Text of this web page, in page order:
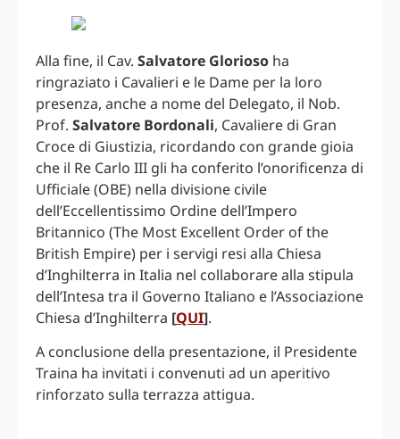
Alla fine, il Cav. Salvatore Glorioso ha
ringraziato i Cavalieri e le Dame per la loro
presenza, anche a nome del Delegato, il Nob.
Prof. Salvatore Bordonali, Cavaliere di Gran
Croce di Giustizia, ricordando con grande gioia
che il Re Carlo III gli ha conferito l’onorificenza di
Ufficiale (OBE) nella divisione civile
dell’Eccellentissimo Ordine dell’Impero
Britannico (The Most Excellent Order of the
British Empire) per i servigi resi alla Chiesa
d’Inghilterra in Italia nel collaborare alla stipula
dell’Intesa tra il Governo Italiano e l’Associazione
Chiesa d’Inghilterra [QUI].
A conclusione della presentazione, il Presidente
Traina ha invitati i convenuti ad un aperitivo
rinforzato sulla terrazza attigua.